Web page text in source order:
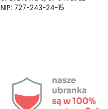
NIP: 727-243-24-15